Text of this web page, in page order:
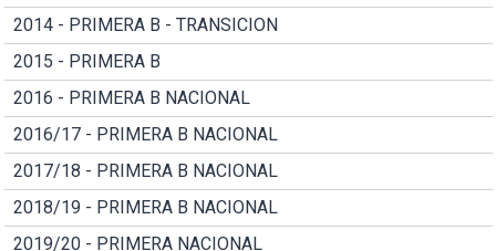
2014 - PRIMERA B - TRANSICION
2015 - PRIMERA B
2016 - PRIMERA B NACIONAL
2016/17 - PRIMERA B NACIONAL
2017/18 - PRIMERA B NACIONAL
2018/19 - PRIMERA B NACIONAL
2019/20 - PRIMERA NACIONAL